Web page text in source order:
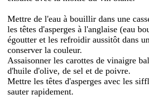
Mettre de l'eau à bouillir dans une
les têtes d'asperges à l'anglaise (eau
égoutter et les refroidir aussitôt dans
conserver la couleur.
Assaisonner les carottes de vinaigre
d'huile d'olive, de sel et de poivre.
Mettre les têtes d'asperges avec les
sauter rapidement.